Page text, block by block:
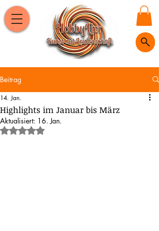
Beitrag
Highlights im Januar bis März
14. Jan.
Aktualisiert: 16. Jan.
Mit NaN von 5 Sternen bewertet.